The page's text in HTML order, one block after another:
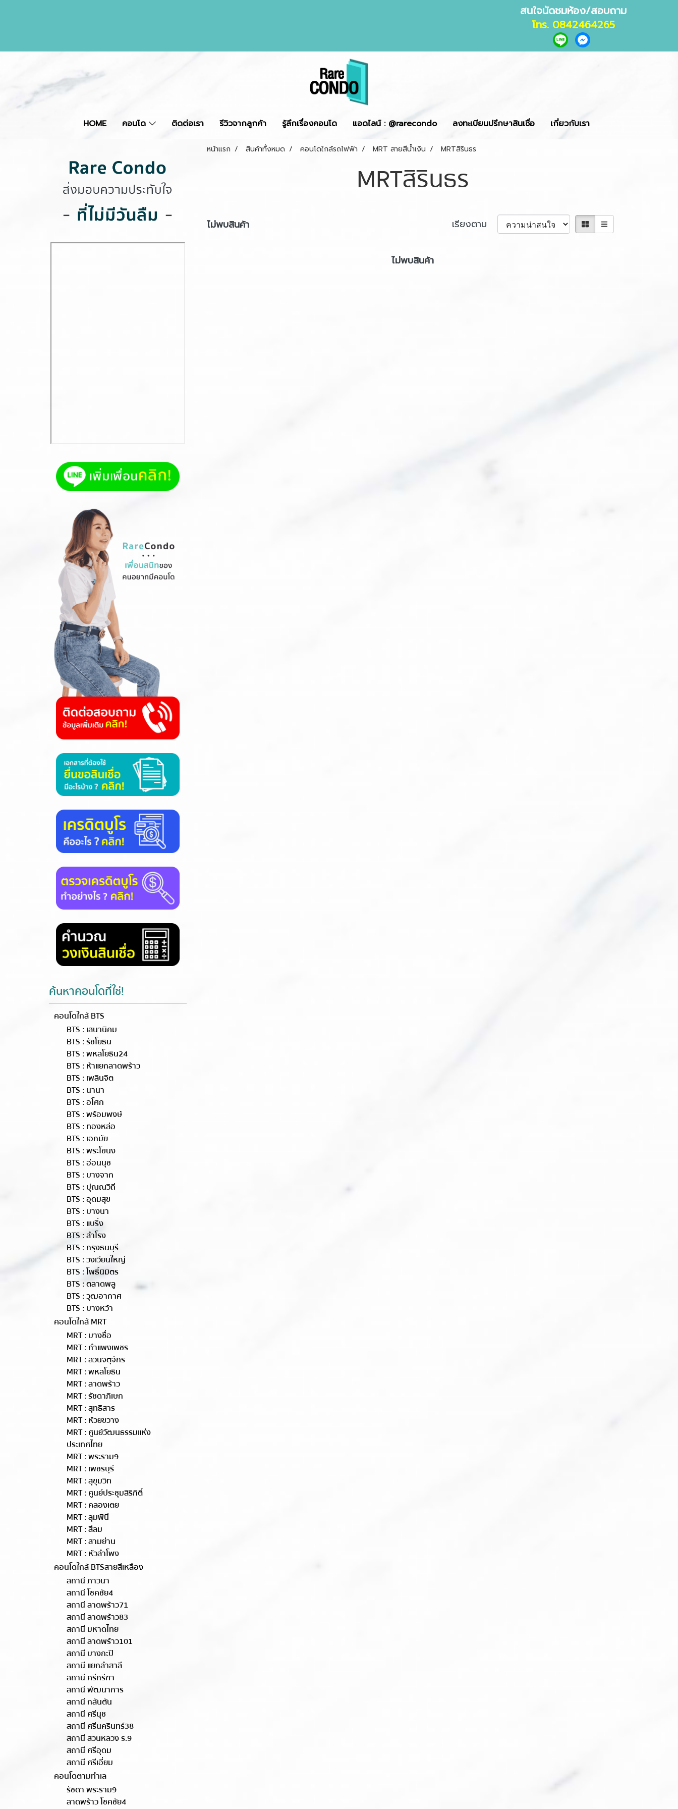
สนใจนัดชมห้อง/สอบถาม
โทร. 0842464265
HOME คอนโด ติดต่อเรา รีวิวจากลูกค้า รู้ลึกเรื่องคอนโด แอดไลน์ : @rarecondo ลงทะเบียนปรึกษาสินเชื่อ เกี่ยวกับเรา
หน้าแรก สินค้าทั้งหมด คอนโดใกล้รถไฟฟ้า MRT สายสีน้ำเงิน MRTสิรินธร
MRTสิรินธร
ไม่พบสินค้า เรียงตาม
ไม่พบสินค้า
ค้นหาคอนโดที่ใช่!
คอนโดใกล้ BTS
BTS : เสนานิคม
BTS : รัชโยธิน
BTS : พหลโยธิน24
BTS : ห้าแยกลาดพร้าว
BTS : เพลินจิต
BTS : นานา
BTS : อโศก
BTS : พร้อมพงษ์
BTS : ทองหล่อ
BTS : เอกมัย
BTS : พระโขนง
BTS : อ่อนนุช
BTS : บางจาก
BTS : ปุณณวิถี
BTS : อุดมสุข
BTS : บางนา
BTS : แบริ่ง
BTS : สำโรง
BTS : กรุงธนบุรี
BTS : วงเวียนใหญ่
BTS : โพธิ์นิมิตร
BTS : ตลาดพลู
BTS : วุฒอากาศ
BTS : บางหว้า
คอนโดใกล้ MRT
MRT : บางซื่อ
MRT : กำแพงเพชร
MRT : สวนจตุจักร
MRT : พหลโยธิน
MRT : ลาดพร้าว
MRT : รัชดาภิเษก
MRT : สุทธิสาร
MRT : ห้วยขวาง
MRT : ศูนย์วัฒนธรรมแห่ง
ประเทศไทย
MRT : พระราม9
MRT : เพชรบุรี
MRT : สุขุมวิท
MRT : ศูนย์ประชุมสิริกิติ์
MRT : คลองเตย
MRT : ลุมพินี
MRT : สีลม
MRT : สามย่าน
MRT : หัวลำโพง
คอนโดใกล้ BTSสายสีเหลือง
สถานี ภาวนา
สถานี โชคชัย4
สถานี ลาดพร้าว71
สถานี ลาดพร้าว83
สถานี มหาดไทย
สถานี ลาดพร้าว101
สถานี บางกะปิ
สถานี แยกลำสาลี
สถานี ศรีกรีฑา
สถานี พัฒนาการ
สถานี กลันตัน
สถานี ศรีนุช
สถานี ศรีนครินทร์38
สถานี สวนหลวง ร.9
สถานี ศรีอุดม
สถานี ศรีเอี่ยม
คอนโดตามทำเล
รัชดา พระราม9
ลาดพร้าว โชคชัย4